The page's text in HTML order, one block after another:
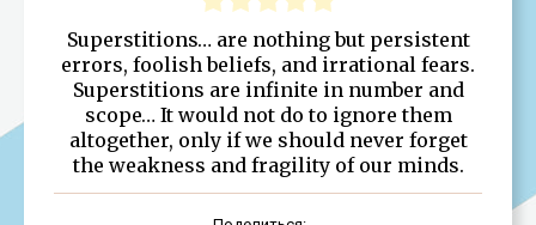
Superstitions… are nothing but persistent
errors, foolish beliefs, and irrational fears.
Superstitions are infinite in number and
scope… It would not do to ignore them
altogether, only if we should never forget
the weakness and fragility of our minds.